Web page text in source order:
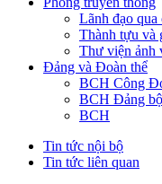
Lãnh đạo
Thành tựu và
Thư viện ảnh
Đảng và Đoàn thể
BCH Công
BCH Đảng bộ
BCH
Tin tức nội bộ
Tin tức liên quan